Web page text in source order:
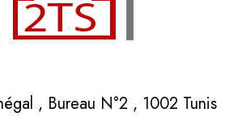
, Bureau N°2 , 1002 Tunis